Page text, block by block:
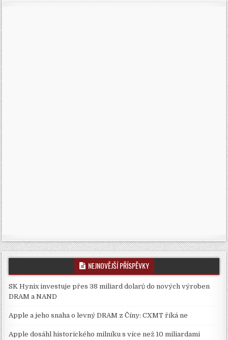
NEJNOVĚJŠÍ PŘÍSPĚVKY
SK Hynix investuje přes 38 miliard dolarů do nových výroben
DRAM a NAND
Apple a jeho snaha o levný DRAM z Číny: CXMT říká ne
Apple dosáhl historického milníku s více než 10 miliardami